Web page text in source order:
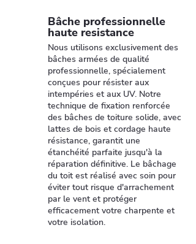
Bâche professionnelle
haute resistance
Nous utilisons exclusivement des
bâches armées de qualité
professionnelle, spécialement
conçues pour résister aux
intempéries et aux UV. Notre
technique de fixation renforcée
des bâches de toiture solide, avec
lattes de bois et cordage haute
résistance, garantit une
étanchéité parfaite jusqu'à la
réparation définitive. Le bâchage
du toit est réalisé avec soin pour
éviter tout risque d'arrachement
par le vent et protéger
efficacement votre charpente et
votre isolation.